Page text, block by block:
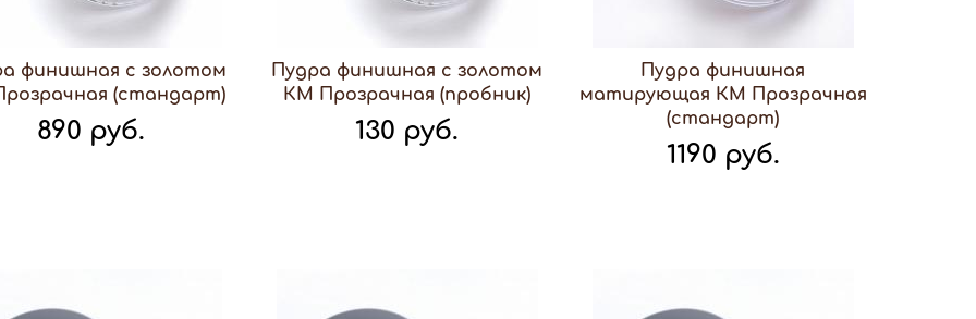
финишная с золотом
(стандарт)
890 руб.
Пудра финишная с золотом
КМ Прозрачная (пробник)
130 руб.
Пудра финишная
матирующая КМ Прозрачная
(стандарт)
1190 руб.